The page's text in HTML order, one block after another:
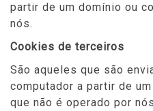
partir de um domínio ou
nós.
Cookies de terceiros
São aqueles que são
computador a partir de
que não é operado por